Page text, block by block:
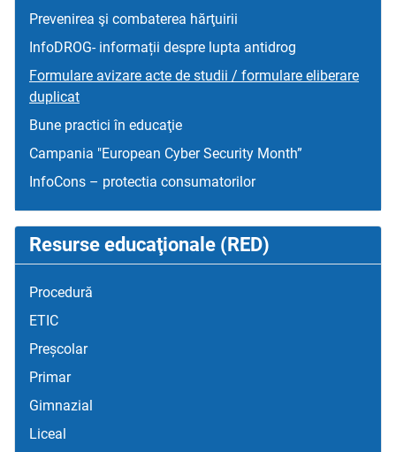
Prevenirea şi combaterea hărţuirii
InfoDROG- informații despre lupta antidrog
Formulare avizare acte de studii / formulare eliberare
duplicat
Bune practici în educaţie
Campania "European Cyber Security Month”
InfoCons – protectia consumatorilor
Resurse educaţionale (RED)
Procedură
ETIC
Preșcolar
Primar
Gimnazial
Liceal